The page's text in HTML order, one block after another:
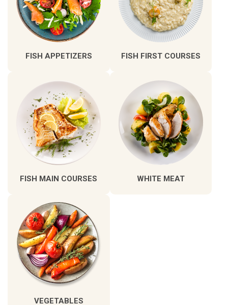
FISH APPETIZERS FISH FIRST COURSES
FISH MAIN COURSES WHITE MEAT
VEGETABLES